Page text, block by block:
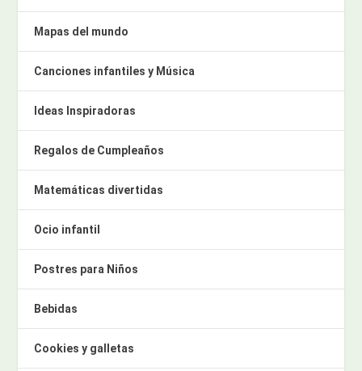
Mapas del mundo
Canciones infantiles y Música
Ideas Inspiradoras
Regalos de Cumpleaños
Matemáticas divertidas
Ocio infantil
Postres para Niños
Bebidas
Cookies y galletas